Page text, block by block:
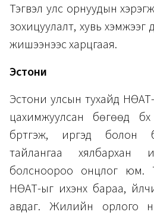
Тэгвэл улс орнуудын
зохицуулалт, хувь хэмжээг
жишээнээс харцгаая.
Эстони
Эстони улсын тухайд
цахимжуулсан бөгөөд
бүртгэж, иргэд болон
тайлангаа хялбархан
болсноороо онцлог юм.
НӨАТ-ыг ихэнх бараа,
авдаг. Жилийн орлого